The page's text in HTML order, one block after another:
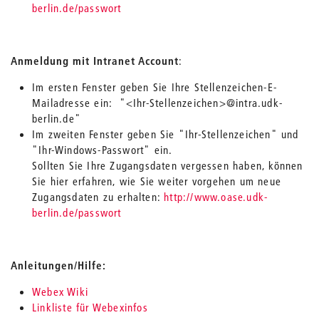
berlin.de/passwort
Anmeldung mit Intranet Account:
Im ersten Fenster geben Sie Ihre Stellenzeichen-E-
Mailadresse ein: "<Ihr-Stellenzeichen>@intra.udk-
berlin.de"
Im zweiten Fenster geben Sie "Ihr-Stellenzeichen" und
"Ihr-Windows-Passwort" ein.
Sollten Sie Ihre Zugangsdaten vergessen haben, können
Sie hier erfahren, wie Sie weiter vorgehen um neue
Zugangsdaten zu erhalten: http://www.oase.udk-
berlin.de/passwort
Anleitungen/Hilfe:
Webex Wiki
Linkliste für Webexinfos